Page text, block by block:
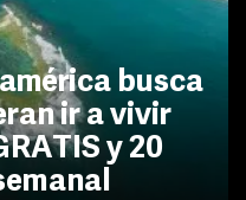
busca
ir a vivir
y 20